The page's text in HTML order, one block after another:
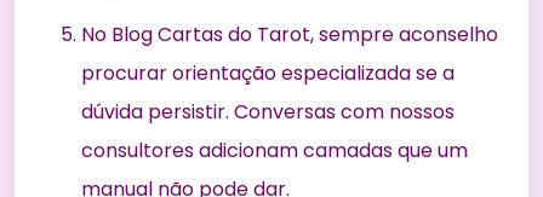
No Blog Cartas do Tarot, sempre aconselho
procurar orientação especializada se a
dúvida persistir. Conversas com nossos
consultores adicionam camadas que um
manual não pode dar.